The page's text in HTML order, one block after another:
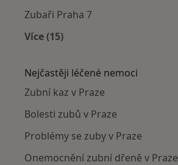
Zubaři Praha 7
Více (15)
Nejčastěji léčené nemoci
Zubní kaz v Praze
Bolesti zubů v Praze
Problémy se zuby v Praze
Onemocnění zubní dřeně v Praze